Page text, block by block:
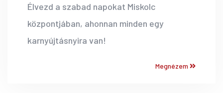
Élvezd a szabad napokat Miskolc
központjában, ahonnan minden egy
karnyújtásnyira van!
Megnézem